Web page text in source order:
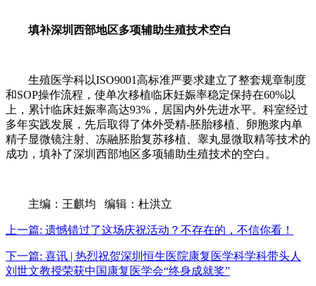
填补深圳西部地区多项辅助生殖技术空白
生殖医学科以ISO9001高标准严要求建立了整套规章制度
和SOP操作流程，使单次移植临床妊娠率稳定保持在60%以
上，累计临床妊娠率高达93%，居国内外先进水平。科室经过
多年实践发展，先后取得了体外受精-胚胎移植、卵胞浆内单
精子显微镜注射、冻融胚胎复苏移植、睾丸显微取精等技术的
成功，填补了深圳西部地区多项辅助生殖技术的空白。
主编：王麒均 编辑：杜洪立
上一篇: 遗憾错过了这场庆祝活动？不存在的，不信你看！
下一篇: 喜讯 | 热烈祝贺深圳恒生医院康复医学科学科带头人
刘世文教授荣获中国康复医学会“终身成就奖”